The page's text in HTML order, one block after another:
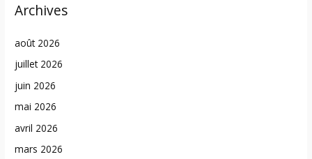
Archives
août 2026
juillet 2026
juin 2026
mai 2026
avril 2026
mars 2026